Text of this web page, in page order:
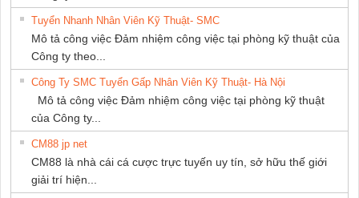
Tuyển Nhanh Nhân Viên Kỹ Thuật- SMC
Mô tả công việc Đảm nhiệm công việc tại phòng kỹ thuật của
Công ty theo...
Công Ty SMC Tuyển Gấp Nhân Viên Kỹ Thuật- Hà Nội
Mô tả công việc Đảm nhiệm công việc tại phòng kỹ thuật
của Công ty...
CM88 jp net
CM88 là nhà cái cá cược trực tuyến uy tín, sở hữu thế giới
giải trí hiện...